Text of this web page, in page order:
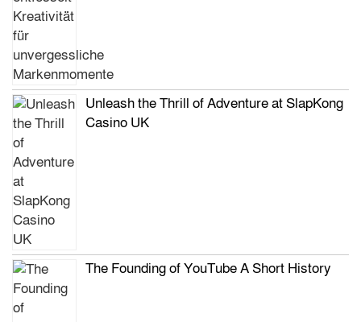
Unleash the Thrill of Adventure at SlapKong
Casino UK
The Founding of YouTube A Short History